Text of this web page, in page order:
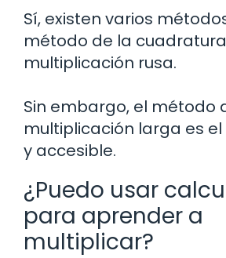
Sí, existen varios
método de la
multiplicación rusa.
Sin embargo, el método
multiplicación larga es
y accesible.
¿Puedo usar
para aprender a
multiplicar?